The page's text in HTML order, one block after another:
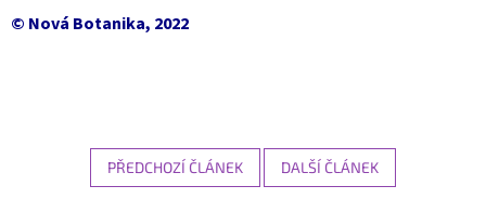
© Nová Botanika, 2022
PŘEDCHOZÍ ČLÁNEK DALŠÍ ČLÁNEK